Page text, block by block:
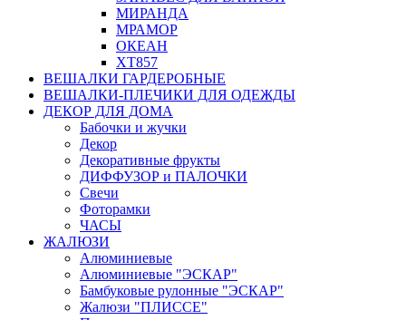
МИРАНДА
МРАМОР
ОКЕАН
ХТ857
ВЕШАЛКИ ГАРДЕРОБНЫЕ
ВЕШАЛКИ-ПЛЕЧИКИ ДЛЯ ОДЕЖДЫ
ДЕКОР ДЛЯ ДОМА
Бабочки и жучки
Декор
Декоративные фрукты
ДИФФУЗОР и ПАЛОЧКИ
Свечи
Фоторамки
ЧАСЫ
ЖАЛЮЗИ
Алюминиевые
Алюминиевые "ЭСКАР"
Бамбуковые рулонные "ЭСКАР"
Жалюзи "ПЛИССЕ"